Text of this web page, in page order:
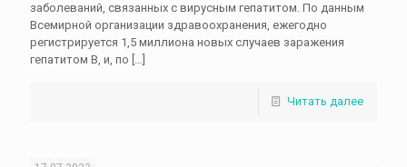
заболеваний, связанных с вирусным гепатитом. По данным
Всемирной организации здравоохранения, ежегодно
регистрируется 1,5 миллиона новых случаев заражения
гепатитом В, и, по […]
Читать далее